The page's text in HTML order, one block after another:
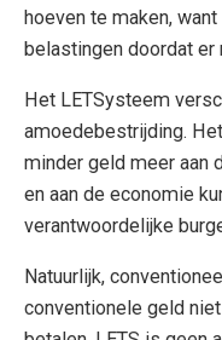
hoeven te maken,
belastingen doordat
Het LETSysteem
amoedebestrijding.
minder geld meer aan
en aan de economie
verantwoordelijke
Natuurlijk,
conventionele geld